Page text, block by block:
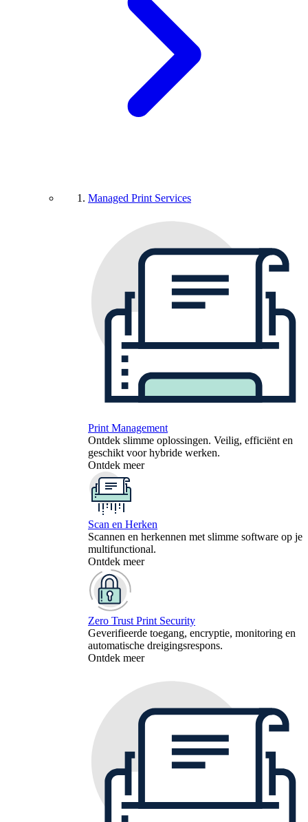
Managed Print Services
Print Management
Ontdek slimme oplossingen. Veilig, efficiënt en
geschikt voor hybride werken.
Ontdek meer
Scan en Herken
Scannen en herkennen met slimme software op je
multifunctional.
Ontdek meer
Zero Trust Print Security
Geverifieerde toegang, encryptie, monitoring en
automatische dreigingsrespons.
Ontdek meer